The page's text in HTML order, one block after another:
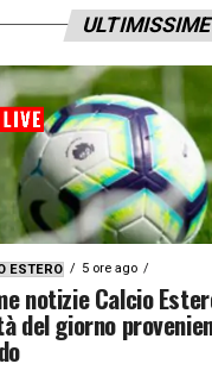
ULTIMISSIME
ESTERO 5 ore ago
notizie Calcio
del giorno